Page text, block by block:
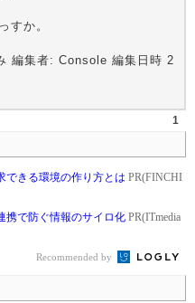
すか。
編集者: Console 編集日時 2
1
できる環境の作り方とは PR(FINCHI
で防ぐ情報のサイロ化 PR(ITmedia
Recommended by